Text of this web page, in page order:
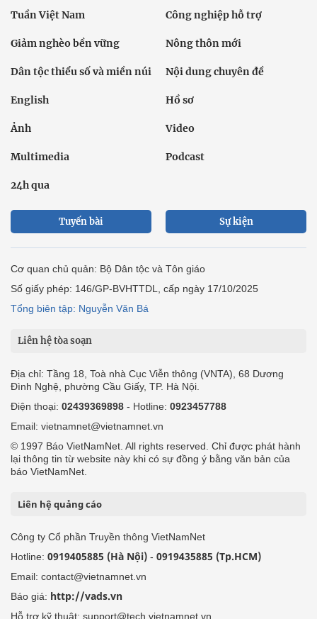
Tuần Việt Nam Công nghiệp hỗ trợ
Giảm nghèo bền vững Nông thôn mới
Dân tộc thiểu số và miền núi Nội dung chuyên đề
English Hồ sơ
Ảnh Video
Multimedia Podcast
24h qua
Tuyến bài Sự kiện
Cơ quan chủ quản: Bộ Dân tộc và Tôn giáo
Số giấy phép: 146/GP-BVHTTDL, cấp ngày 17/10/2025
Tổng biên tập: Nguyễn Văn Bá
Liên hệ tòa soạn
Địa chỉ: Tầng 18, Toà nhà Cục Viễn thông (VNTA), 68 Dương
Đình Nghệ, phường Cầu Giấy, TP. Hà Nội.
Điện thoại: 02439369898 - Hotline: 0923457788
Email: vietnamnet@vietnamnet.vn
© 1997 Báo VietNamNet. All rights reserved. Chỉ được phát hành
lại thông tin từ website này khi có sự đồng ý bằng văn bản của
báo VietNamNet.
Liên hệ quảng cáo
Công ty Cổ phần Truyền thông VietNamNet
Hotline: 0919405885 (Hà Nội) - 0919435885 (Tp.HCM)
Email: contact@vietnamnet.vn
Báo giá: http://vads.vn
Hỗ trợ kỹ thuật: support@tech.vietnamnet.vn